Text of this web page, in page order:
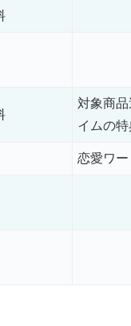
対象商
イムの特
恋愛ワ